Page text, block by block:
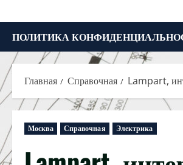
ПОЛИТИКА
Главная Справочная Lampart,
Москва Справочная Электрика